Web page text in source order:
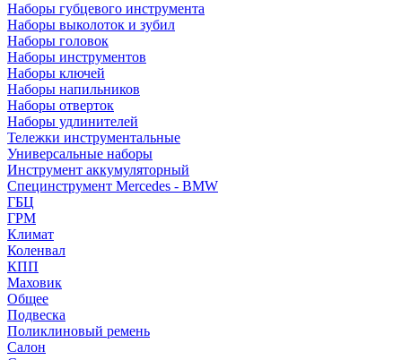
Наборы губцевого инструмента
Наборы выколоток и зубил
Наборы головок
Наборы инструментов
Наборы ключей
Наборы напильников
Наборы отверток
Наборы удлинителей
Тележки инструментальные
Универсальные наборы
Инструмент аккумуляторный
Специнструмент Mercedes - BMW
ГБЦ
ГРМ
Климат
Коленвал
КПП
Маховик
Общее
Подвеска
Поликлиновый ремень
Салон